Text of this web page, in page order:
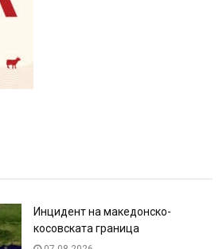
Инцидент на македонско-
косовската граница